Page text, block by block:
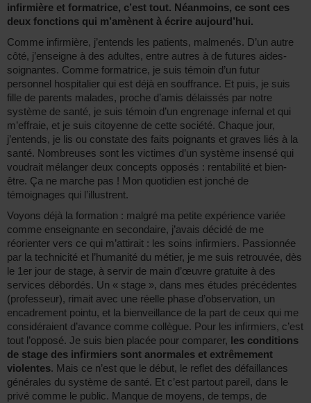
infirmière et formatrice, c’est tout. Néanmoins, ce sont ces
deux fonctions qui m’amènent à écrire aujourd’hui.
Comme infirmière, j’entends les patients, malmenés. D’un autre
côté, j’enseigne à des adultes, entre autres à de futures aides-
soignantes. Comme formatrice, je suis témoin d’un futur
personnel hospitalier qui est déjà en souffrance. Et puis, je suis
fille de parents malades, proche d’amis délaissés par notre
système de santé, je suis témoin d’un engrenage infernal et qui
m’effraie, et je suis citoyenne de cette société. Chaque jour,
j’entends, je lis ou constate des faits poignants et graves liés à la
santé. Nombreuses sont les victimes d’un système insensé qui
voudrait mélanger deux concepts opposés : rentabilité et bien-
être. Ça ne marche pas ! Mon quotidien est jonché de
témoignages qui l’illustrent.
Voyons déjà la formation : malgré ma petite expérience variée
comme enseignante en secondaire, j’avais décidé de me
réorienter vers ce qui m’attirait : les soins infirmiers. Passionnée
par la technicité et l’humanité du métier, je me suis retrouvée, dès
le 1er jour de stage, à servir de main d’œuvre gratuite à des
services débordés. Un « stage », dans mes études précédentes
(professeur), rimait avec une réelle phase d’observation, un
encadrement pointu, et la bienveillance de la part de ceux qui me
considéraient d’avance comme collègue. Pour les infirmiers, c’est
tout l’opposé. Je suis bien placée pour comparer, les conditions
de stage des infirmiers sont anormales et extrêmement
violentes. Mais ce n’est que le début, le reflet des défaillances
générales du système de santé. Et c’est partout pareil, dans le
privé comme le public. Manque de moyens, de temps, de